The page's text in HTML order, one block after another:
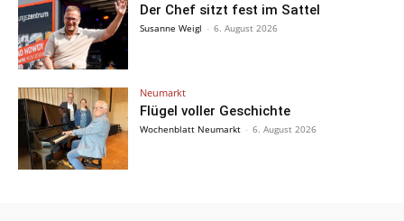
Der Chef sitzt fest im Sattel
Susanne Weigl - 6. August 2026
Neumarkt
Flügel voller Geschichte
Wochenblatt Neumarkt - 6. August 2026